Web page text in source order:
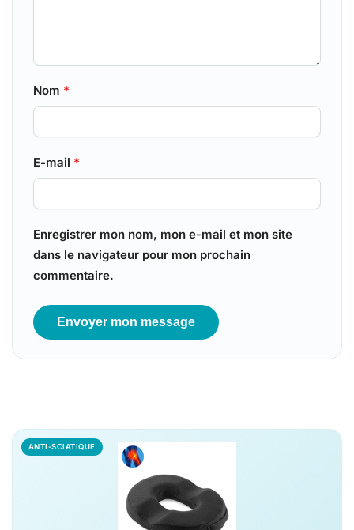
Nom *
E-mail *
Enregistrer mon nom, mon e-mail et mon site
dans le navigateur pour mon prochain
commentaire.
ANTI-SCIATIQUE